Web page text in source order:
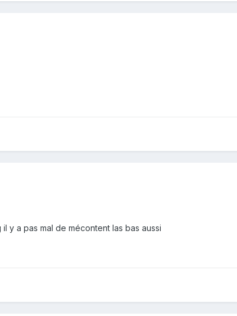
y a pas mal de mécontent las bas aussi